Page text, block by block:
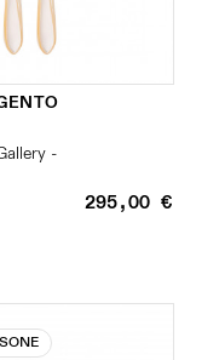
-
295,00 €